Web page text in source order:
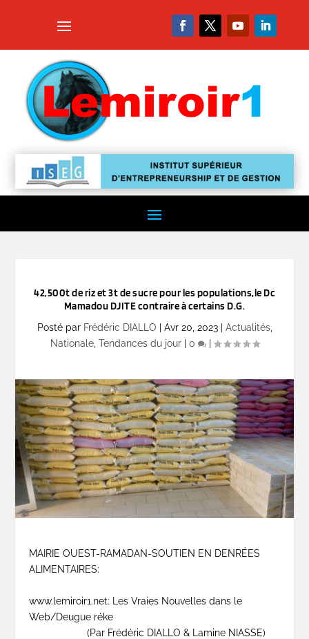
42,500t de riz et 3t de sucre pour les populations,le Dc
Mamadou DJITE contraire à certains D.G.
Posté par Frédéric DIALLO Avr 20, 2023| Actualités,
Nationale, Tendances du jour| 0 |
MAIRIE OUEST-RAMADAN-SOUTIEN EN DENRÉES
ALIMENTAIRES:
www.lemiroir1.net: Les Vraies Nouvelles dans le
Web/Deugue réke
(Par Frédéric DIALLO & Lamine NIASSE)